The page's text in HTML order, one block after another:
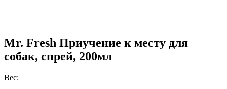
Mr. Fresh Приучение к месту для
собак, спрей, 200мл
Вес: